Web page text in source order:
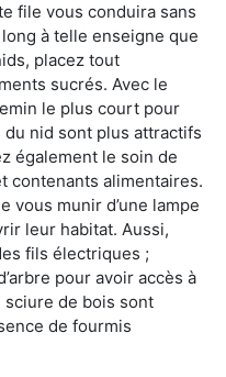
file vous conduira sans
à telle enseigne que
placez tout
sucrés. Avec le
le plus court pour
nid sont plus attractifs
également le soin de
contenants alimentaires.
vous munir d’une lampe
leur habitat. Aussi,
fils électriques ;
pour avoir accès à
sciure de bois sont
de fourmis